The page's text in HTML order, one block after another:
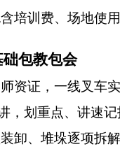
培训费、场地使
包教包会
资证，一线叉车
，划重点、讲速
卸、堆垛逐项拆